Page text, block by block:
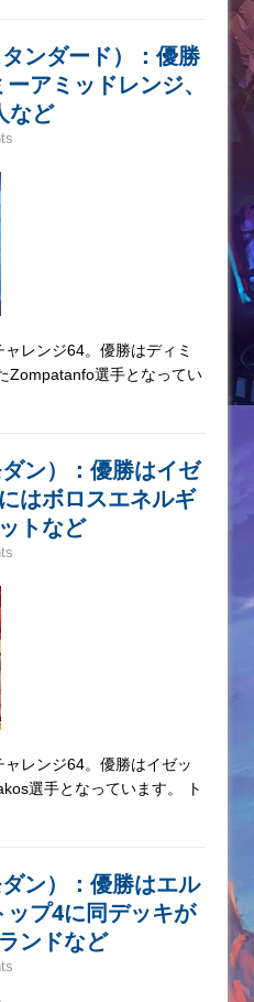
ンダード）：優勝
アミッドレンジ、
など
レンジ64。優勝はディミ
Zompatanfo選手となってい
ン）：優勝はイゼ
はボロスエネルギ
トなど
レンジ64。優勝はイゼッ
選手となっています。 ト
ン）：優勝はエル
ップ4に同デッキが
ンドなど